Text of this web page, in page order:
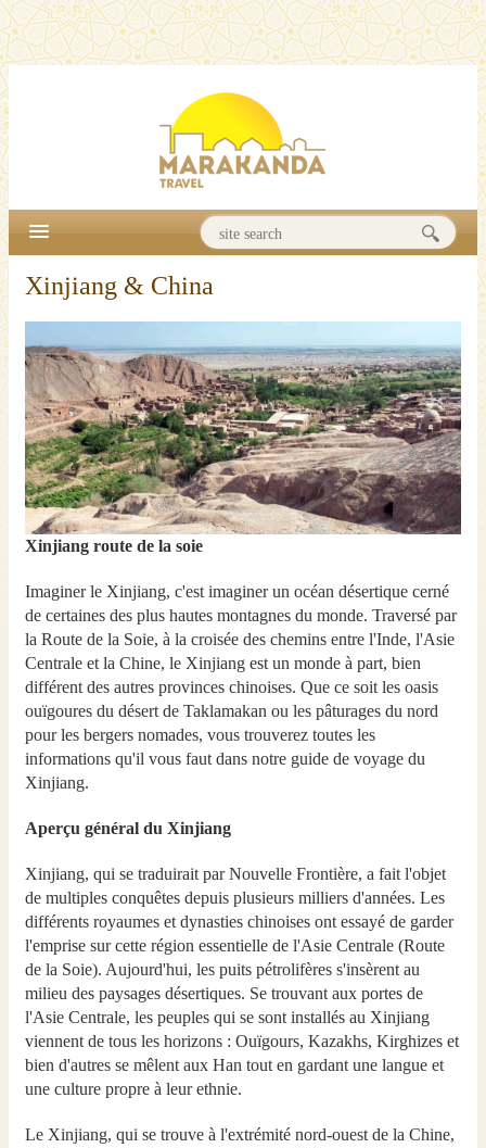
Xinjiang & China
Xinjiang route de la soie
Imaginer le Xinjiang, c'est imaginer un océan désertique cerné
de certaines des plus hautes montagnes du monde. Traversé par
la Route de la Soie, à la croisée des chemins entre l'Inde, l'Asie
Centrale et la Chine, le Xinjiang est un monde à part, bien
différent des autres provinces chinoises. Que ce soit les oasis
ouïgoures du désert de Taklamakan ou les pâturages du nord
pour les bergers nomades, vous trouverez toutes les
informations qu'il vous faut dans notre guide de voyage du
Xinjiang.
Aperçu général du Xinjiang
Xinjiang, qui se traduirait par Nouvelle Frontière, a fait l'objet
de multiples conquêtes depuis plusieurs milliers d'années. Les
différents royaumes et dynasties chinoises ont essayé de garder
l'emprise sur cette région essentielle de l'Asie Centrale (Route
de la Soie). Aujourd'hui, les puits pétrolifères s'insèrent au
milieu des paysages désertiques. Se trouvant aux portes de
l'Asie Centrale, les peuples qui se sont installés au Xinjiang
viennent de tous les horizons : Ouïgours, Kazakhs, Kirghizes et
bien d'autres se mêlent aux Han tout en gardant une langue et
une culture propre à leur ethnie.
Le Xinjiang, qui se trouve à l'extrémité nord-ouest de la Chine,